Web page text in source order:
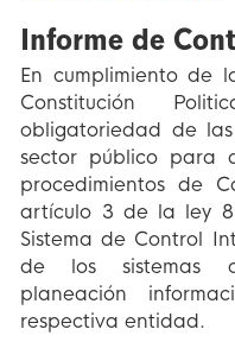
Informe de
En cumplimiento de
Constitución
obligatoriedad de
sector público para
procedimientos de
artículo 3 de la ley
Sistema de Control
de los sistemas
planeación
respectiva entidad.